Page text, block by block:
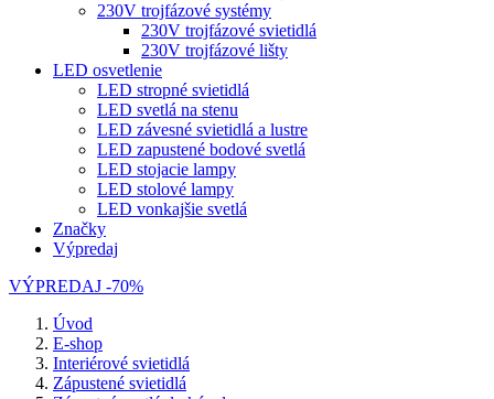
230V trojfázové systémy
230V trojfázové svietidlá
230V trojfázové lišty
LED osvetlenie
LED stropné svietidlá
LED svetlá na stenu
LED závesné svietidlá a lustre
LED zapustené bodové svetlá
LED stojacie lampy
LED stolové lampy
LED vonkajšie svetlá
Značky
Výpredaj
VÝPREDAJ -70%
Úvod
E-shop
Interiérové svietidlá
Zápustené svietidlá